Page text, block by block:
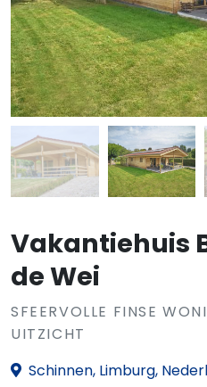
Vakantiehuis
de Wei
SFEERVOLLE FINSE
UITZICHT
Schinnen, Limburg,